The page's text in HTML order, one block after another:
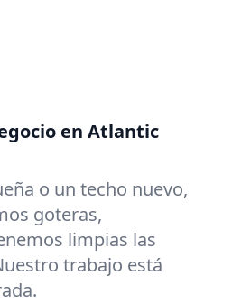
en Atlantic
o un techo nuevo,
goteras,
limpias las
trabajo está